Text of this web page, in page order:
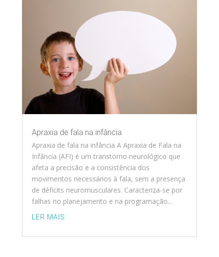
Apraxia de fala na infância
Apraxia de fala na infância A Apraxia de Fala na
Infância (AFI) é um transtorno neurológico que
afeta a precisão e a consistência dos
movimentos necessários à fala, sem a presença
de déficits neuromusculares. Caracteriza-se por
falhas no planejamento e na programação...
LER MAIS